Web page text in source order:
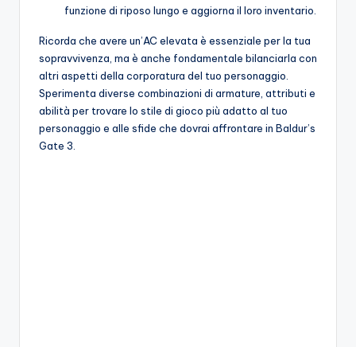
funzione di riposo lungo e aggiorna il loro inventario.
Ricorda che avere un’AC elevata è essenziale per la tua
sopravvivenza, ma è anche fondamentale bilanciarla con
altri aspetti della corporatura del tuo personaggio.
Sperimenta diverse combinazioni di armature, attributi e
abilità per trovare lo stile di gioco più adatto al tuo
personaggio e alle sfide che dovrai affrontare in Baldur’s
Gate 3.